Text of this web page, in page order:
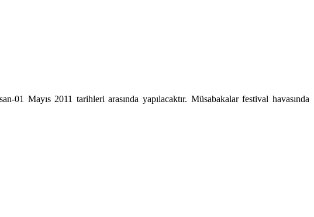
01 Mayıs 2011 tarihleri arasında yapılacaktır. Müsabakalar festival havasında